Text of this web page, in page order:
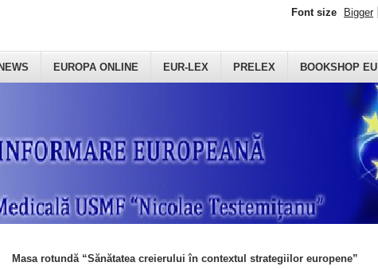
EUROPA ONLINE EUR-LEX PRELEX BOOKSHOP EU
Font size Bigger
Masa rotundă “Sănătatea creierului în contextul strategiilor europene”